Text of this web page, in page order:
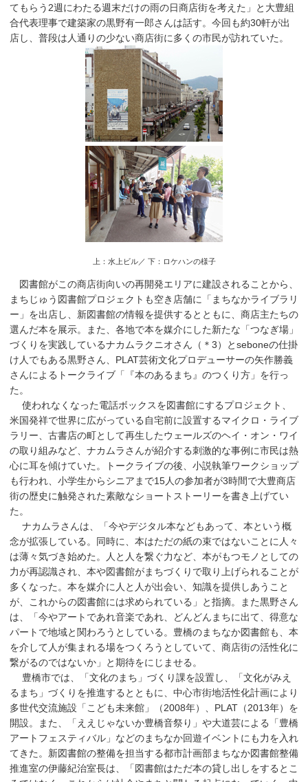
てもらう2週にわたる週末だけの雨の日商店街を考えた」と大豊組
合代表理事で建築家の黒野有一郎さんは話す。今回も約30軒が出
店し、普段は人通りの少ない商店街に多くの市民が訪れていた。
上：水上ビル／ 下：ロケハンの様子
図書館がこの商店街向いの再開発エリアに建設されることから、
まちじゅう図書館プロジェクトも空き店舗に「まちなかライブラリ
ー」を出店し、新図書館の情報を提供するとともに、商店主たちの
選んだ本を展示。また、各地で本を媒介にした新たな「つなぎ場」
づくりを実践しているナカムラクニオさん（＊3）とseboneの仕掛
け人でもある黒野さん、PLAT芸術文化プロデューサーの矢作勝義
さんによるトークライブ「『本のあるまち』のつくり方」を行っ
た。
使われなくなった電話ボックスを図書館にするプロジェクト、
米国発祥で世界に広がっている自宅前に設置するマイクロ・ライブ
ラリー、古書店の町として再生したウェールズのヘイ・オン・ワイ
の取り組みなど、ナカムラさんが紹介する刺激的な事例に市民は熱
心に耳を傾けていた。トークライブの後、小説執筆ワークショップ
も行われ、小学生からシニアまで15人の参加者が3時間で大豊商店
街の歴史に触発された素敵なショートストーリーを書き上げてい
た。
ナカムラさんは、「今やデジタル本などもあって、本という概
念が拡張している。同時に、本はただの紙の束ではないことに人々
は薄々気づき始めた。人と人を繋ぐ力など、本がもつモノとしての
力が再認識され、本や図書館がまちづくりで取り上げられることが
多くなった。本を媒介に人と人が出会い、知識を提供しあうこと
が、これからの図書館には求められている」と指摘。また黒野さん
は、「今やアートであれ音楽であれ、どんどんまちに出て、得意な
パートで地域と関わろうとしている。豊橋のまちなか図書館も、本
を介して人が集まれる場をつくろうとしていて、商店街の活性化に
繋がるのではないか」と期待をにじませる。
豊橋市では、「文化のまち」づくり課を設置し、「文化がみえ
るまち」づくりを推進するとともに、中心市街地活性化計画により
多世代交流施設「こども未来館」（2008年）、PLAT（2013年）を
開設。また、「ええじゃないか豊橋音祭り」や大道芸による「豊橋
アートフェスティバル」などのまちなか回遊イベントにも力を入れ
てきた。新図書館の整備を担当する都市計画部まちなか図書館整備
推進室の伊藤紀治室長は、「図書館はただ本の貸し出しをするとこ